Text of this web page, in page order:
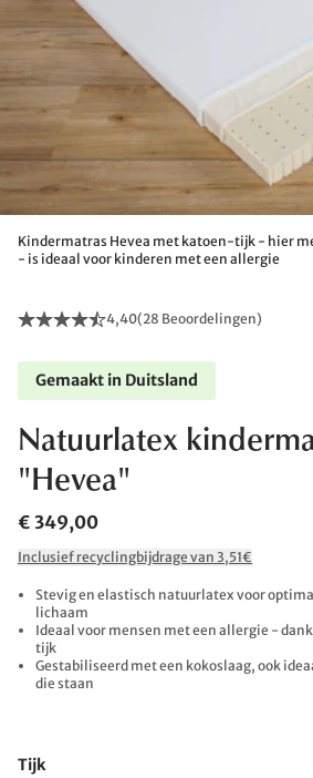
Kindermatras Hevea met katoen-tijk - hier
- is ideaal voor kinderen met een allergie
4,40(28 Beoordelingen)
Gemaakt in Duitsland
Natuurlatex
"Hevea"
€ 349,00
Inclusief recyclingbijdrage van 3,51€
Stevig en elastisch natuurlatex voor
lichaam
Ideaal voor mensen met een allergie -
tijk
Gestabiliseerd met een kokoslaag, ook
die staan
Tijk